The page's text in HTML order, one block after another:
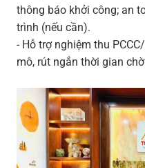
thông báo khởi công; an
trình (nếu cần).
- Hỗ trợ nghiệm thu
mô, rút ngắn thời gian